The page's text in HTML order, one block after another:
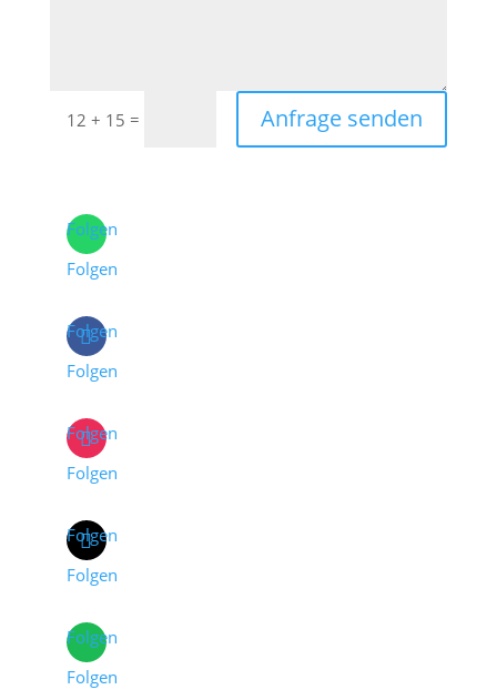
12 + 15 = Anfrage senden
Folgen
Folgen
Folgen
Folgen
Folgen
Folgen
Folgen
Folgen
Folgen
Folgen